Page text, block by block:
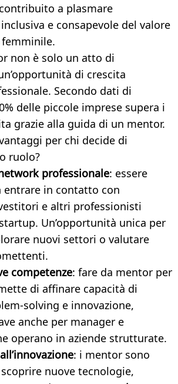
a plasmare
e consapevole del valore
non è solo un atto di
di crescita
Secondo dati di
delle piccole imprese supera i
grazie alla guida di un mentor.
per chi decide di
ruolo?
professionale: essere
in contatto con
e altri professionisti
Un’opportunità unica per
nuovi settori o valutare
competenze: fare da mentor per
di affinare capacità di
solving e innovazione,
anche per manager e
operano in aziende strutturate.
: i mentor sono
nuove tecnologie,